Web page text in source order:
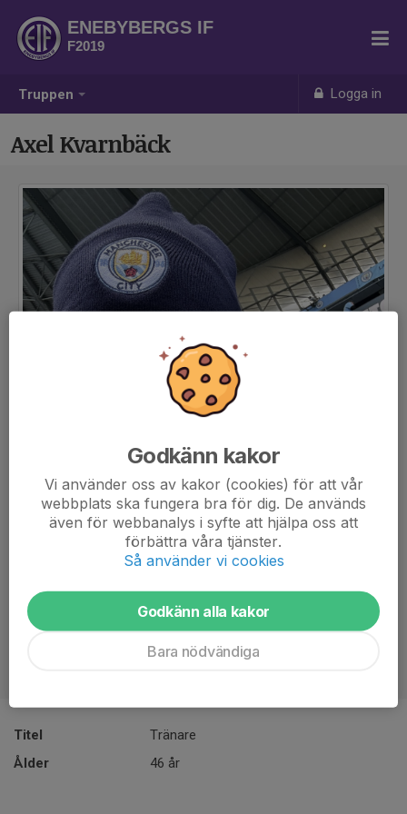
Truppen Logga in
ENEBYBERGS IF
F2019
Axel Kvarnbäck
Titel
Tränare
Ålder
46 år
Godkänn kakor
Vi använder oss av kakor (cookies) för att vår
webbplats ska fungera bra för dig. De används
även för webbanalys i syfte att hjälpa oss att
förbättra våra tjänster.
Så använder vi cookies
Godkänn alla kakor
Bara nödvändiga